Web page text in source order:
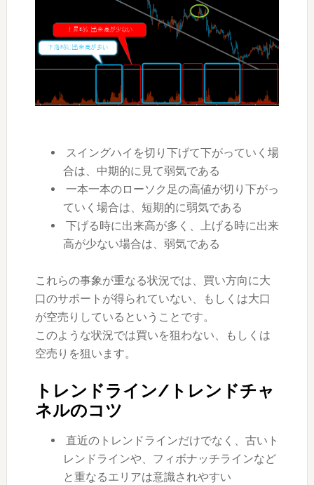
スイングハイを切り下げて下がっていく場
合は、中期的に見て弱気である
一本一本のローソク足の高値が切り下がっ
ていく場合は、短期的に弱気である
下げる時に出来高が多く、上げる時に出来
高が少ない場合は、弱気である
これらの事象が重なる状況では、買い方向に大
口のサポートが得られていない、もしくは大口
が空売りしているということです。
このような状況では買いを狙わない、もしくは
空売りを狙います。
トレンドライン/トレンドチャ
ネルのコツ
直近のトレンドラインだけでなく、古いト
レンドラインや、フィボナッチラインなど
と重なるエリアは意識されやすい